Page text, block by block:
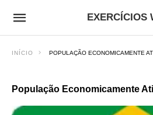
EXERCÍCIOS
INÍCIO POPULAÇÃO ECONOMICAMENTE
População Economicamente